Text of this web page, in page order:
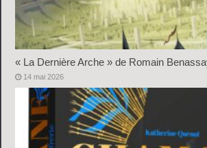
« La Dernière Arche » de Romain
14 mai 2026